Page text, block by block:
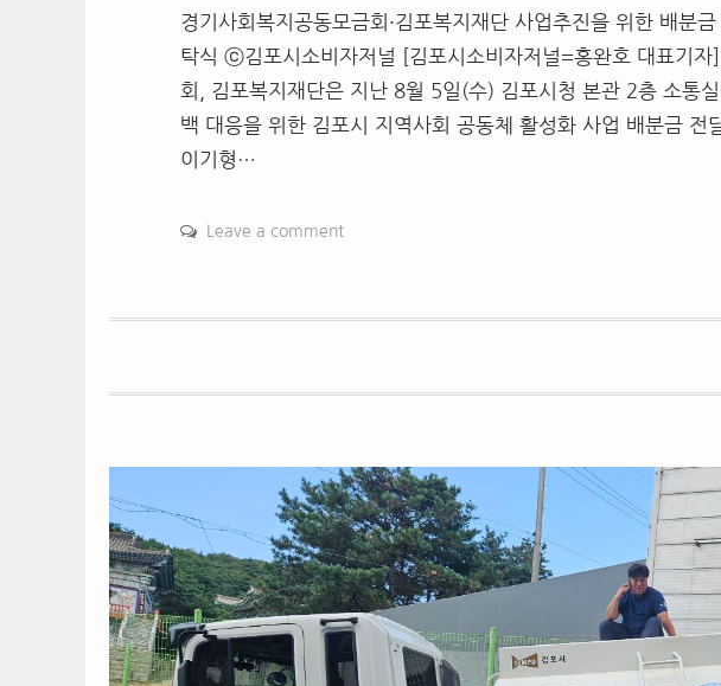
경기사회복지공동모금회·김포복지재단 사업추진을 위한 배분
탁식 ⓒ김포시소비자저널 [김포시소비자저널=홍완호 대표기자
회, 김포복지재단은 지난 8월 5일(수) 김포시청 본관 2층 소통
백 대응을 위한 김포시 지역사회 공동체 활성화 사업 배분금 전
이기형…
Leave a comment